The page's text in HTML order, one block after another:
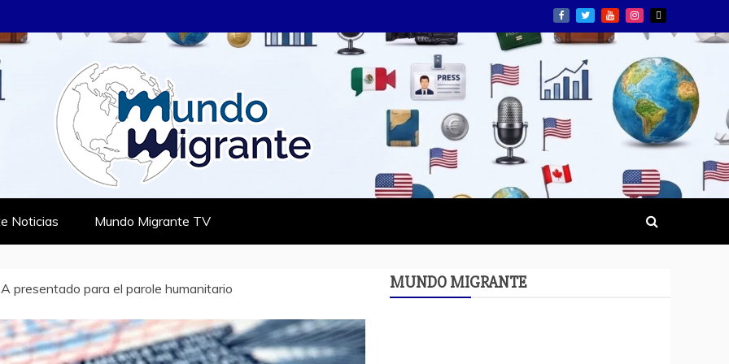
Noticias Mundo Migrante TV
presentado para el parole humanitario
MUNDO MIGRANTE